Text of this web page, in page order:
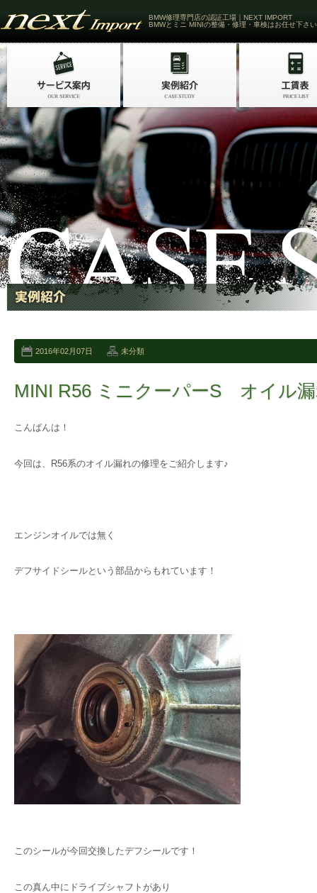
BMW修理専門店の認証工場｜NEXT IMPORT
BMWとミニ MINIの整備・修理・車検はお任せ下さい
2016年02月07日 未分類
MINI R56 ミニクーパーS オイル
こんばんは！
今回は、R56系のオイル漏れの修理をご紹介します♪
エンジンオイルでは無く
デフサイドシールという部品からもれています！
このシールが今回交換したデフシールです！
この真ん中にドライブシャフトがあり